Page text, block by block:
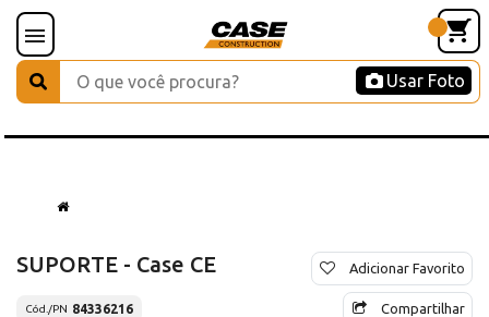
Usar Foto
SUPORTE - Case CE
Cód./PN 84336216
Adicionar Favorito
Compartilhar